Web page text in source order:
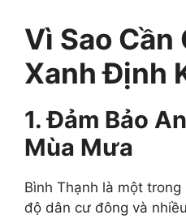
Vì Sao Cần
Xanh Định
1. Đảm Bảo
Mùa Mưa
Bình Thạnh là một
độ dân cư đông và